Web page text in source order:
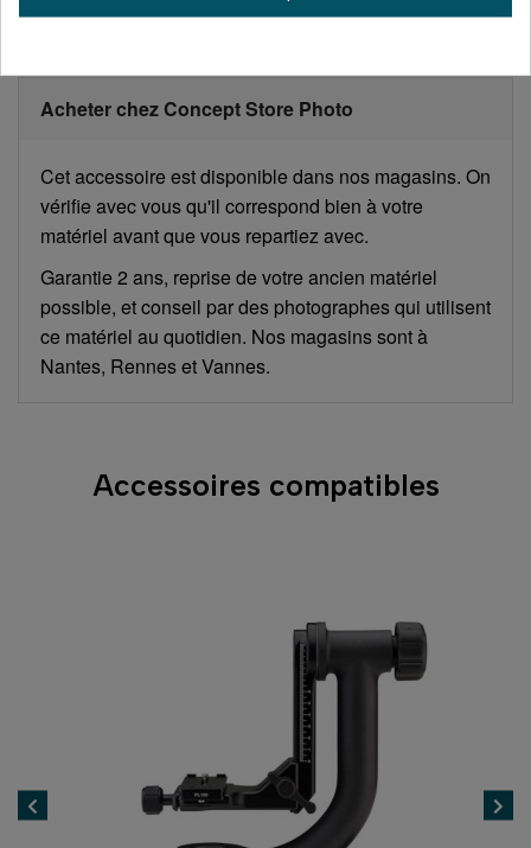
Acheter chez Concept Store Photo
Cet accessoire est disponible dans nos magasins. On
vérifie avec vous qu'il correspond bien à votre
matériel avant que vous repartiez avec.
Garantie 2 ans, reprise de votre ancien matériel
possible, et conseil par des photographes qui utilisent
ce matériel au quotidien. Nos magasins sont à
Nantes, Rennes et Vannes.
Accessoires compatibles